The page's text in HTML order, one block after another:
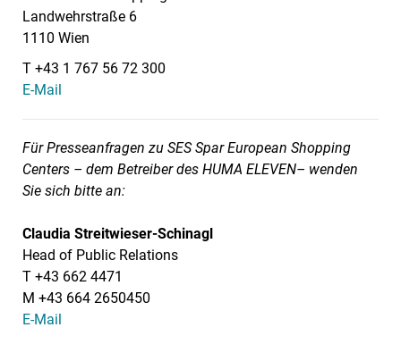
Landwehrstraße 6
1110 Wien
T +43 1 767 56 72 300
E-Mail
Für Presseanfragen zu SES Spar European Shopping
Centers – dem Betreiber des HUMA ELEVEN– wenden
Sie sich bitte an:
Claudia Streitwieser-Schinagl
Head of Public Relations
T +43 662 4471
M +43 664 2650450
E-Mail